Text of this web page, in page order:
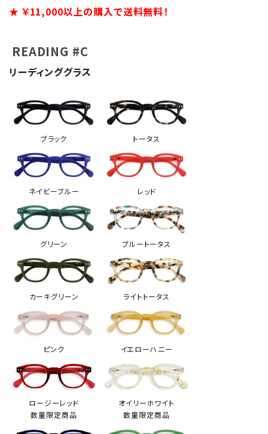
★ ￥11,000以上の購入で送料無料！
READING #C
リーディンググラス
ブラック トータス
ネイビーブルー レッド
グリーン ブルートータス
カーキグリーン ライトトータス
ピンク イエローハニー
ロージーレッド
数量限定商品
オイリーホワイト
数量限定商品